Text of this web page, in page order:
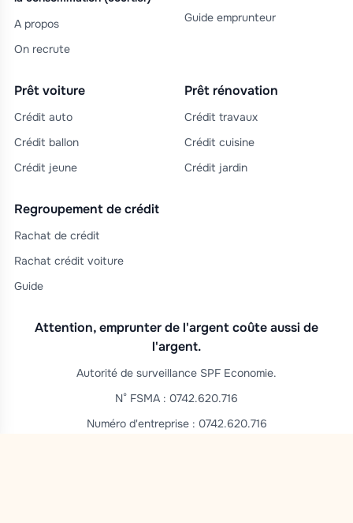
A propos
On recrute
Guide emprunteur
Prêt voiture
Crédit auto
Crédit ballon
Crédit jeune
Prêt rénovation
Crédit travaux
Crédit cuisine
Crédit jardin
Regroupement de crédit
Rachat de crédit
Rachat crédit voiture
Guide
Attention, emprunter de l'argent coûte aussi de
l'argent.
Autorité de surveillance SPF Economie.
N° FSMA : 0742.620.716
Numéro d'entreprise : 0742.620.716